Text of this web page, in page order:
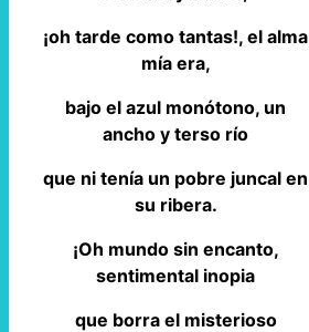
¡oh tarde como tantas!, el alma
mía era,
bajo el azul monótono, un
ancho y terso río
que ni tenía un pobre juncal en
su ribera.
¡Oh mundo sin encanto,
sentimental inopia
que borra el misterioso